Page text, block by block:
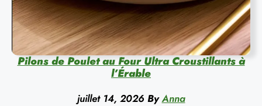
Pilons de Poulet au Four Ultra Croustillants à
l’Érable
juillet 14, 2026 By Anna